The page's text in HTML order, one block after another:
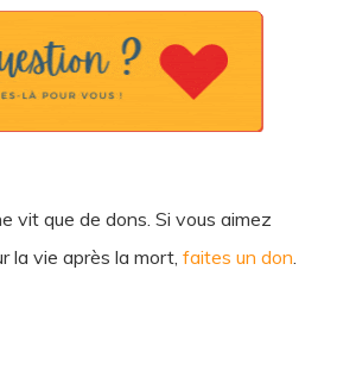
vit que de dons. Si vous aimez
la vie après la mort, faites un don.